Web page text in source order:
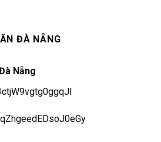
ĐÀ NẴNG
Nẵng